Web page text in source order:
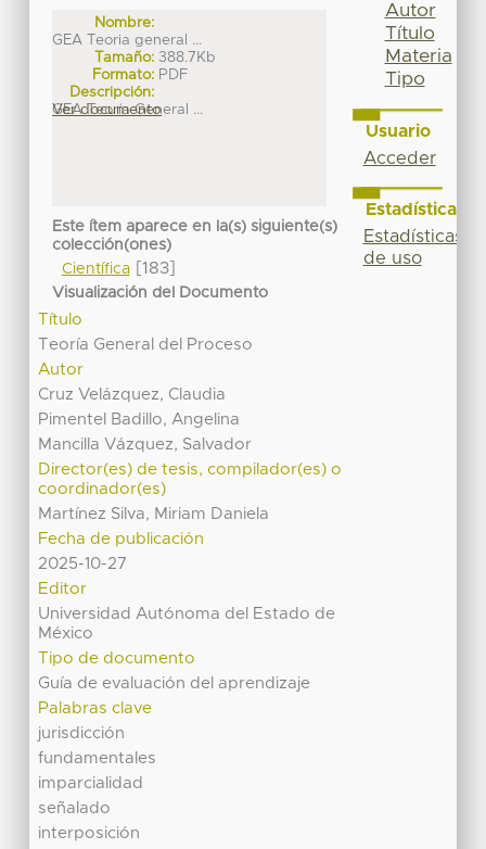
Nombre:
GEA Teoria general ...
Tamaño: 388.7Kb
Formato: PDF
Descripción:
GEA Teoría General ...
Ver documento
Este ítem aparece en la(s) siguiente(s)
colección(ones)
Científica[183]
Visualización del Documento
Título
Teoría General del Proceso
Autor
Cruz Velázquez, Claudia
Pimentel Badillo, Angelina
Mancilla Vázquez, Salvador
Director(es) de tesis, compilador(es) o
coordinador(es)
Martínez Silva, Miriam Daniela
Fecha de publicación
2025-10-27
Editor
Universidad Autónoma del Estado de
México
Tipo de documento
Guía de evaluación del aprendizaje
Palabras clave
jurisdicción
fundamentales
imparcialidad
señalado
interposición
Autor
Título
Materia
Tipo
Usuario
Acceder
Estadísticas
Estadísticas
de uso